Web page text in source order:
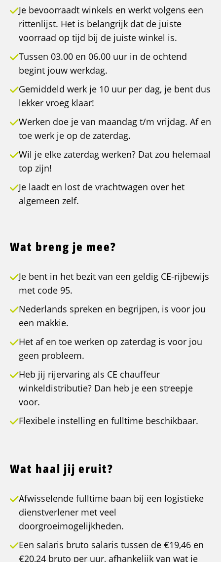
Je bevoorraadt winkels en werkt volgens een
rittenlijst. Het is belangrijk dat de juiste
voorraad op tijd bij de juiste winkel is.
Tussen 03.00 en 06.00 uur in de ochtend
begint jouw werkdag.
Gemiddeld werk je 10 uur per dag, je bent dus
lekker vroeg klaar!
Werken doe je van maandag t/m vrijdag. Af en
toe werk je op de zaterdag.
Wil je elke zaterdag werken? Dat zou helemaal
top zijn!
Je laadt en lost de vrachtwagen over het
algemeen zelf.
Wat breng je mee?
Je bent in het bezit van een geldig CE-rijbewijs
met code 95.
Nederlands spreken en begrijpen, is voor jou
een makkie.
Het af en toe werken op zaterdag is voor jou
geen probleem.
Heb jij rijervaring als CE chauffeur
winkeldistributie? Dan heb je een streepje
voor.
Flexibele instelling en fulltime beschikbaar.
Wat haal jij eruit?
Afwisselende fulltime baan bij een logistieke
dienstverlener met veel
doorgroeimogelijkheden.
Een salaris bruto salaris tussen de €19,46 en
€20,24 bruto per uur, afhankelijk van wat je